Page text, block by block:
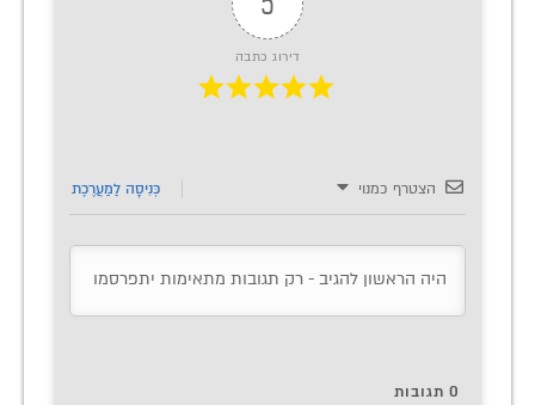
דירוג כתבה
הצטרף כמנוי כְּנִיסָה לַמַעֲרֶכֶת
0 תגובות